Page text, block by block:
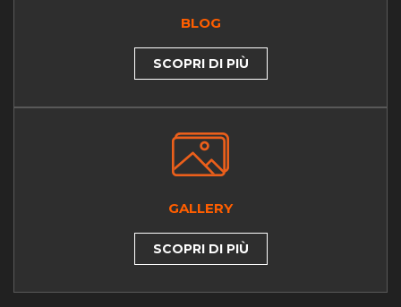
BLOG
SCOPRI DI PIÙ
GALLERY
SCOPRI DI PIÙ